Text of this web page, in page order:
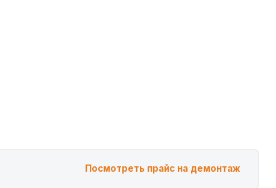
Посмотреть прайс на демонтаж